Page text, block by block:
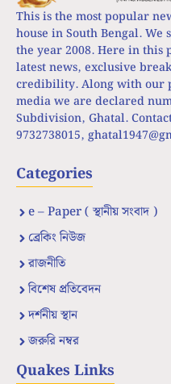
This is the most popular
house in South Bengal.
the year 2008. Here in
latest news, exclusive
credibility. Along with our
media we are declared
Subdivision, Ghatal.
9732738015,
Categories
e – Paper ( স্থানীয় সংবাদ )
ব্রেকিং নিউজ
রাজনীতি
বিশেষ প্রতিবেদন
দর্শনীয় স্থান
জরুরি নম্বর
Quakes Links